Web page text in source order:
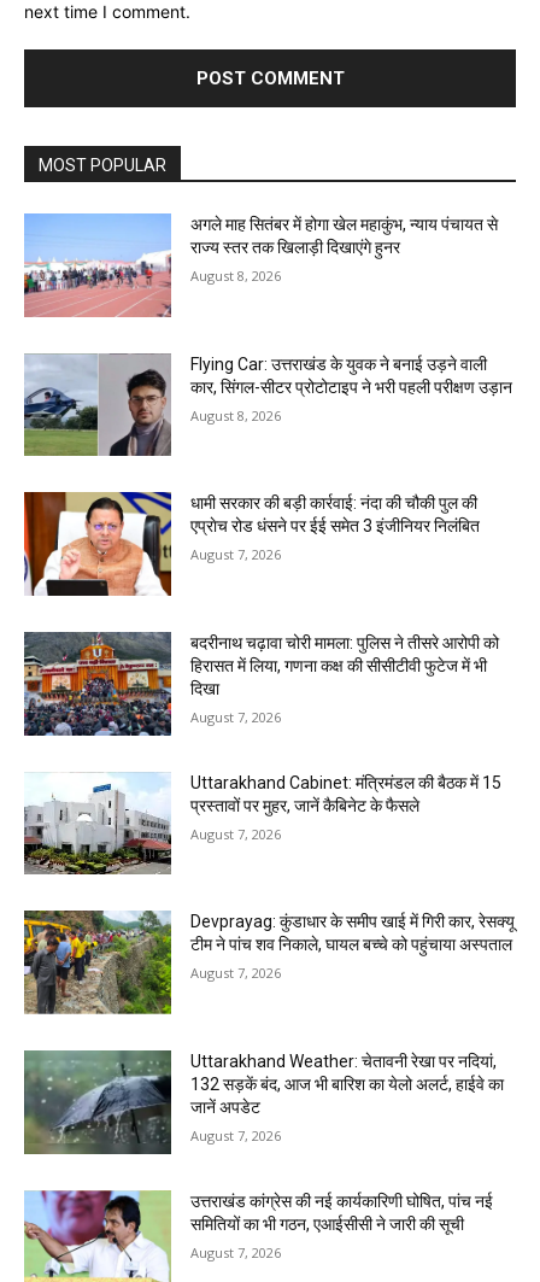
next time I comment.
MOST POPULAR
अगले माह सितंबर में होगा खेल महाकुंभ, न्याय पंचायत से
राज्य स्तर तक खिलाड़ी दिखाएंगे हुनर
August 8, 2026
Flying Car: उत्तराखंड के युवक ने बनाई उड़ने वाली
कार, सिंगल-सीटर प्रोटोटाइप ने भरी पहली परीक्षण उड़ान
August 8, 2026
धामी सरकार की बड़ी कार्रवाई: नंदा की चौकी पुल की
एप्राेच रोड धंसने पर ईई समेत 3 इंजीनियर निलंबित
August 7, 2026
बदरीनाथ चढ़ावा चोरी मामला: पुलिस ने तीसरे आरोपी को
हिरासत में लिया, गणना कक्ष की सीसीटीवी फुटेज में भी
दिखा
August 7, 2026
Uttarakhand Cabinet: मंत्रिमंडल की बैठक में 15
प्रस्तावों पर मुहर, जानें कैबिनेट के फैसले
August 7, 2026
Devprayag: कुंडाधार के समीप खाई में गिरी कार, रेसक्यू
टीम ने पांच शव निकाले, घायल बच्चे को पहुंचाया अस्पताल
August 7, 2026
Uttarakhand Weather: चेतावनी रेखा पर नदियां,
132 सड़कें बंद, आज भी बारिश का येलो अलर्ट, हाईवे का
जानें अपडेट
August 7, 2026
उत्तराखंड कांग्रेस की नई कार्यकारिणी घोषित, पांच नई
समितियों का भी गठन, एआईसीसी ने जारी की सूची
August 7, 2026